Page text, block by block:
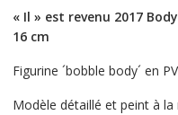
« Il » est revenu 2017
16 cm
Figurine ´bobble body´ en
Modèle détaillé et peint à